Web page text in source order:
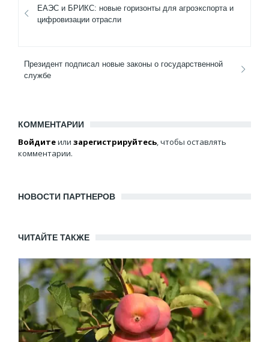
ЕАЭС и БРИКС: новые горизонты для агроэкспорта и
цифровизации отрасли
Президент подписал новые законы о государственной
службе
КОММЕНТАРИИ
Войдитеили зарегистрируйтесь, чтобы оставлять
комментарии.
НОВОСТИ ПАРТНЕРОВ
ЧИТАЙТЕ ТАКЖЕ